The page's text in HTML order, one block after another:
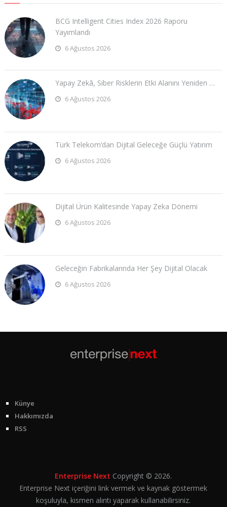
BCG Intelligent Cities Index 2026 Raporu
Yayımlandı
6 Ağustos 2026
Yapay Zekâ, Siber Risklerin Etki Alanını Yeniden …
6 Ağustos 2026
Türk Telekom’dan Dijital Geleceğe Güçlü Yatırım
6 Ağustos 2026
Dijital Ürün Kalitesinde Yapay Zeka Dönemi
6 Ağustos 2026
Geleceğin Fabrikalarında Her Şey Dijital Olacak
6 Ağustos 2026
Künye
Hakkımızda
RSS
Enterprise Next Copyright © 2026.
Enterprise Next içeriğini link vermek ve kaynak göstermek
koşuluyla, kısmen alıntı yaparak kullanabilirsiniz.